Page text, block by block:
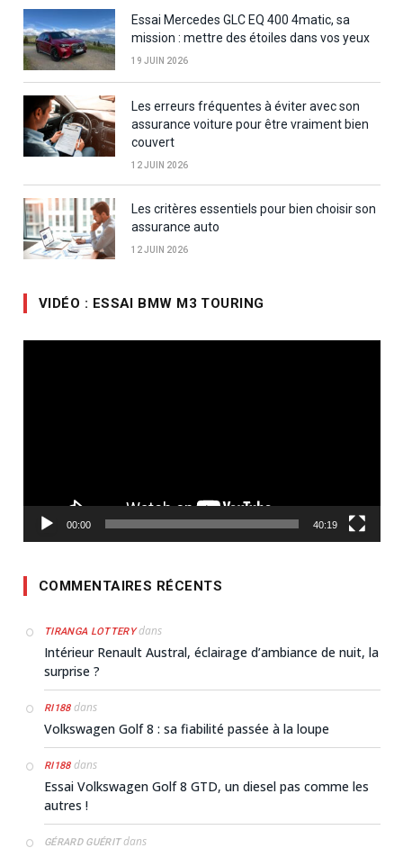
Essai Mercedes GLC EQ 400 4matic, sa
mission : mettre des étoiles dans vos yeux
19 JUIN 2026
Les erreurs fréquentes à éviter avec son
assurance voiture pour être vraiment bien
couvert
12 JUIN 2026
Les critères essentiels pour bien choisir son
assurance auto
12 JUIN 2026
VIDÉO : ESSAI BMW M3 TOURING
00:00 40:19
COMMENTAIRES RÉCENTS
TIRANGA LOTTERYdans
Intérieur Renault Austral, éclairage d’ambiance de nuit, la
surprise ?
RI188dans
Volkswagen Golf 8 : sa fiabilité passée à la loupe
RI188dans
Essai Volkswagen Golf 8 GTD, un diesel pas comme les
autres !
GÉRARD GUÉRITdans